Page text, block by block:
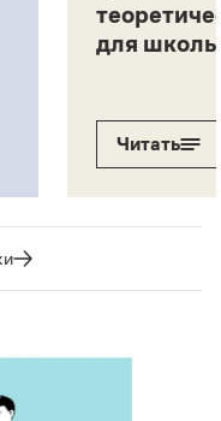
для
Читать